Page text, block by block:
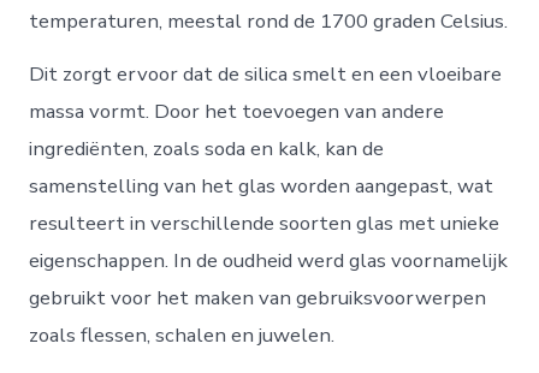
temperaturen, meestal rond de 1700 graden Celsius.
Dit zorgt ervoor dat de silica smelt en een vloeibare
massa vormt. Door het toevoegen van andere
ingrediënten, zoals soda en kalk, kan de
samenstelling van het glas worden aangepast, wat
resulteert in verschillende soorten glas met unieke
eigenschappen. In de oudheid werd glas voornamelijk
gebruikt voor het maken van gebruiksvoorwerpen
zoals flessen, schalen en juwelen.